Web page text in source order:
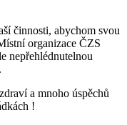
činnosti, abychom svou
organizace ČZS
nepřehlédnutelnou
a mnoho úspěchů
!